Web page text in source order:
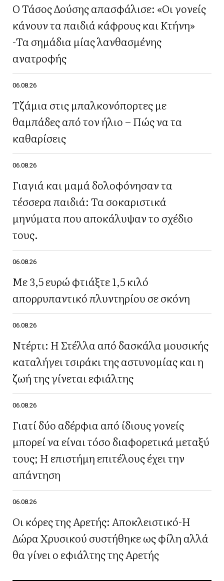
Ο Τάσος Δούσης απασφάλισε: «Οι γονείς
κάνουν τα παιδιά κάφρους και Κτήνη»
-Τα σημάδια μίας λανθασμένης
ανατροφής
06.08.26
Τζάμια στις μπαλκονόπορτες με
θαμπάδες από τον ήλιο – Πώς να τα
καθαρίσεις
06.08.26
Γιαγιά και μαμά δολοφόνησαν τα
τέσσερα παιδιά: Τα σοκαριστικά
μηνύματα που αποκάλυψαν το σχέδιο
τους.
06.08.26
Με 3,5 ευρώ φτιάξτε 1,5 κιλό
απορρυπαντικό πλυντηρίου σε σκόνη
06.08.26
Ντέρτι: Η Στέλλα από δασκάλα μουσικής
καταλήγει τσιράκι της αστυνομίας και η
ζωή της γίνεται εφιάλτης
06.08.26
Γιατί δύο αδέρφια από ίδιους γονείς
μπορεί να είναι τόσο διαφορετικά μεταξύ
τους; Η επιστήμη επιτέλους έχει την
απάντηση
06.08.26
Οι κόρες της Αρετής: Αποκλειστικό-Η
Δώρα Χρυσικού συστήθηκε ως φίλη αλλά
θα γίνει ο εφιάλτης της Αρετής